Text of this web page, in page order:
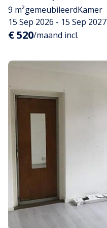
9 m²gemeubileerdKamer
15 Sep 2026 - 15 Sep 2027
€ 520/maand incl.